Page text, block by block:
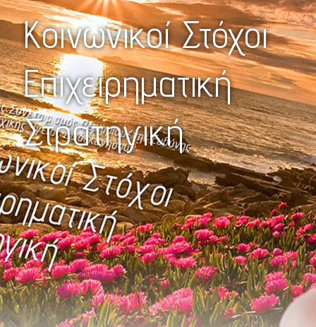
Κοινωνικοί Στόχοι
Επιχειρηματική
Στρατηγική